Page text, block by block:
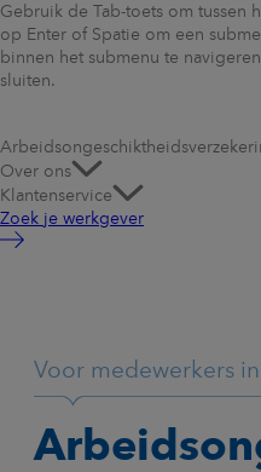
Gebruik de Tab-toets om tussen
op Enter of Spatie om een
binnen het submenu te
sluiten.
Over ons
Klantenservice
Zoek je werkgever
Voor medewerkers